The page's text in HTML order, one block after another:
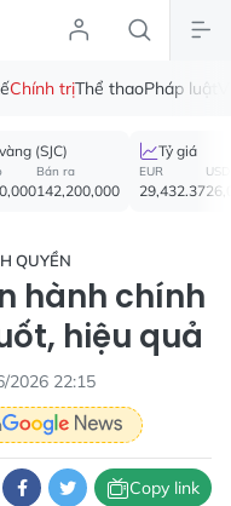
Chính trịThể thaoPháp luật
(SJC)
Bán ra
142,200,000
Tỷ giá
EUR
29,432.37
USD
QUYỀN
hành chính
hiệu quả
2026 22:15
Copy link